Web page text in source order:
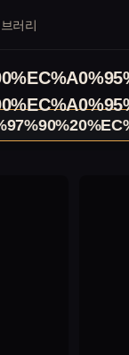
러리